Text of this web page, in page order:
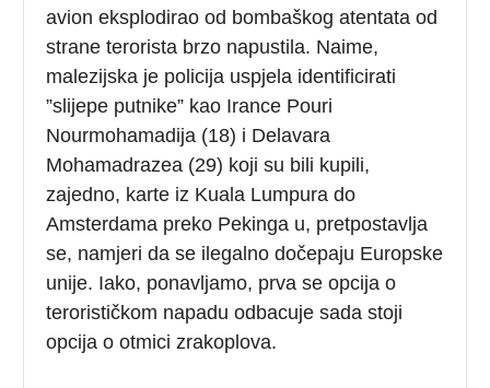
avion eksplodirao od bombaškog atentata od
strane terorista brzo napustila. Naime,
malezijska je policija uspjela identificirati
”slijepe putnike” kao Irance Pouri
Nourmohamadija (18) i Delavara
Mohamadrazea (29) koji su bili kupili,
zajedno, karte iz Kuala Lumpura do
Amsterdama preko Pekinga u, pretpostavlja
se, namjeri da se ilegalno dočepaju Europske
unije. Iako, ponavljamo, prva se opcija o
terorističkom napadu odbacuje sada stoji
opcija o otmici zrakoplova.